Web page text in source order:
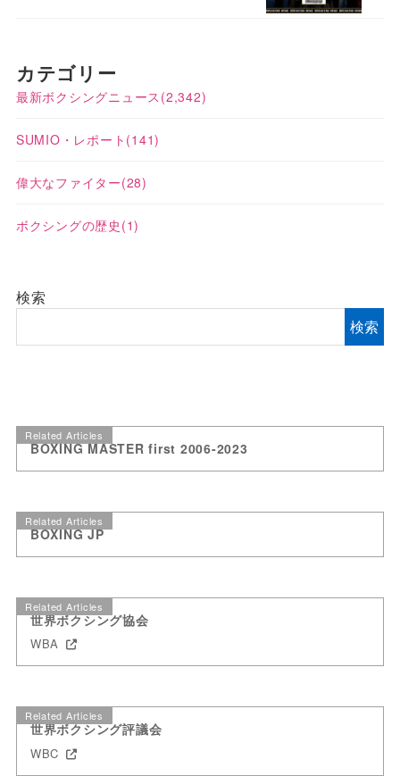
カテゴリー
最新ボクシングニュース (2,342)
SUMIO・レポート (141)
偉大なファイター(28)
ボクシングの歴史 (1)
検索
検索
Related Articles
BOXING MASTER first 2006-2023
Related Articles
BOXING JP
Related Articles
世界ボクシング協会
WBA
Related Articles
世界ボクシング評議会
WBC